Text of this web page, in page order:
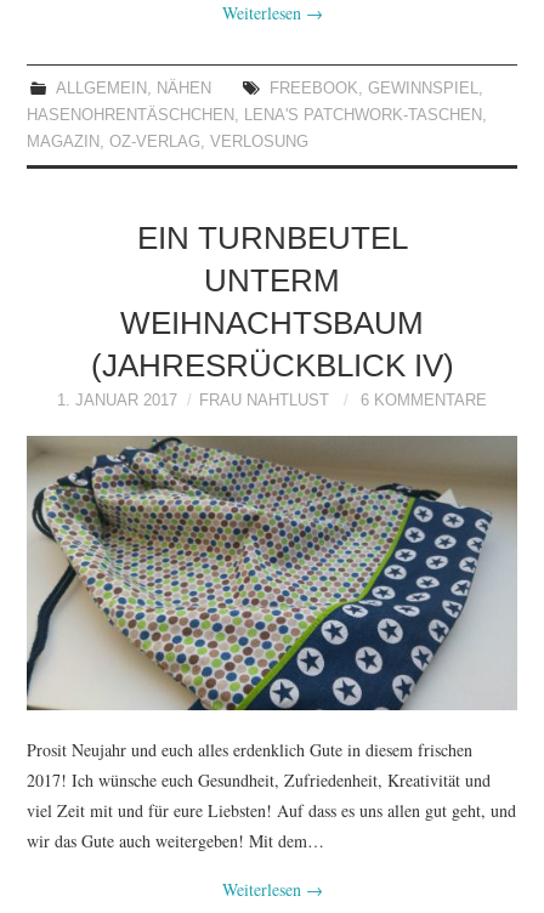
Weiterlesen →
ALLGEMEIN , NÄHEN FREEBOOK, GEWINNSPIEL,
HASENOHRENTÄSCHCHEN , LENA'S PATCHWORK-TASCHEN ,
MAGAZIN ,OZ-VERLAG,VERLOSUNG
EIN TURNBEUTEL
UNTERM
WEIHNACHTSBAUM
(JAHRESRÜCKBLICK IV)
1. JANUAR 2017 FRAU NAHTLUST 6 KOMMENTARE
Prosit Neujahr und euch alles erdenklich Gute in diesem frischen
2017! Ich wünsche euch Gesundheit, Zufriedenheit, Kreativität und
viel Zeit mit und für eure Liebsten! Auf dass es uns allen gut geht, und
wir das Gute auch weitergeben! Mit dem…
Weiterlesen →